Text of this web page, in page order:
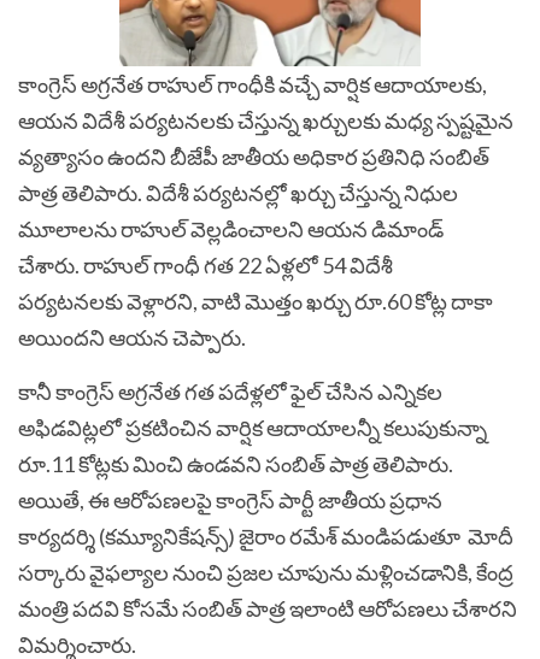
కాంగ్రెస్ అగ్రనేత రాహుల్ గాంధీకి వచ్చే వార్షిక ఆదాయాలకు,
ఆయన విదేశీ పర్యటనలకు చేస్తున్న ఖర్చులకు మధ్య స్పష్టమైన
వ్యత్యాసం ఉందనిబీజేపీ జాతీయ అధికార ప్రతినిధి సంబిత్
పాత్ర తెలిపారు. విదేశీ పర్యటనల్లో ఖర్చు చేస్తున్న నిధుల
మూలాలను రాహుల్ వెల్లడించాలని ఆయన డిమాండ్
చేశారు. రాహుల్ గాంధీ గత 22 ఏళ్లలో 54 విదేశీ
పర్యటనలకు వెళ్లారని, వాటి మొత్తం ఖర్చు రూ.60 కోట్ల దాకా
అయిందని ఆయన చెప్పారు.
కానీ కాంగ్రెస్ అగ్రనేత గత పదేళ్లలో ఫైల్ చేసిన ఎన్నికల
అఫిడవిట్లలో ప్రకటించిన వార్షిక ఆదాయాలన్నీ కలుపుకున్నా
రూ.11 కోట్లకు మించి ఉండవని సంబిత్ పాత్ర తెలిపారు.
అయితే, ఈ ఆరోపణలపై కాంగ్రెస్ పార్టీ జాతీయ ప్రధాన
కార్యదర్శి (కమ్యూనికేషన్స్) జైరాం రమేశ్ మండిపడుతూ మోదీ
సర్కారు వైఫల్యాల నుంచి ప్రజల చూపును మళ్లించడానికి, కేంద్ర
మంత్రి పదవి కోసమే సంబిత్ పాత్ర ఇలాంటి ఆరోపణలు చేశారని
విమర్శించారు.